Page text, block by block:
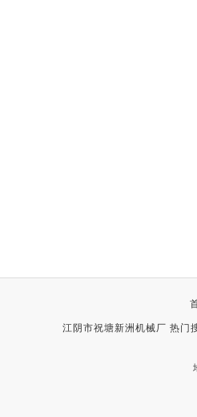
江阴市祝塘新洲机械厂 热门